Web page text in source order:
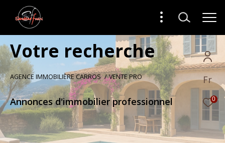
Fr
0
Votre recherche
AGENCE IMMOBILIÈRE CARROS VENTE PRO
Annonces d'immobilier professionnel